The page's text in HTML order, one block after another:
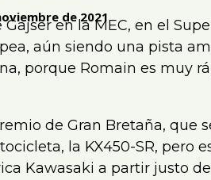
de 2021
en la MEC, en el
aún siendo una pista
porque Romain es muy
de Gran Bretaña,
la KX450-SR, pero
Kawasaki a partir justo